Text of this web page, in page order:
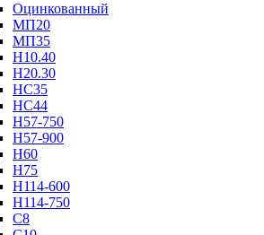
Оцинкованный
МП20
МП35
Н10.40
Н20.30
НС35
НС44
Н57-750
Н57-900
Н60
Н75
Н114-600
Н114-750
С8